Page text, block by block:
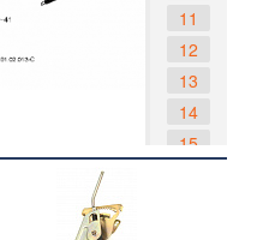
11
12
13
14
15